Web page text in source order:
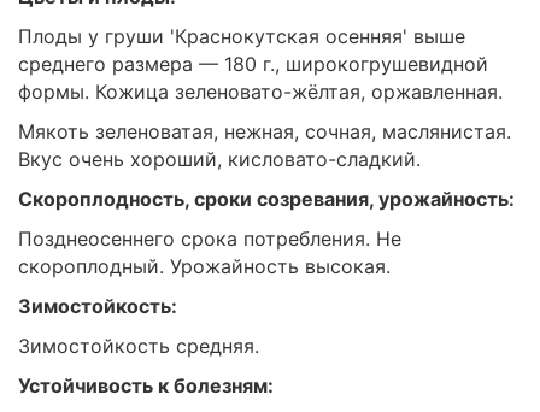
Плоды у груши 'Краснокутская осенняя' выше
среднего размера — 180 г., широкогрушевидной
формы. Кожица зеленовато-жёлтая, оржавленная.
Мякоть зеленоватая, нежная, сочная, маслянистая.
Вкус очень хороший, кисловато-сладкий.
Скороплодность, сроки созревания, урожайность:
Позднеосеннего срока потребления. Не
скороплодный. Урожайность высокая.
Зимостойкость:
Зимостойкость средняя.
Устойчивость к болезням: